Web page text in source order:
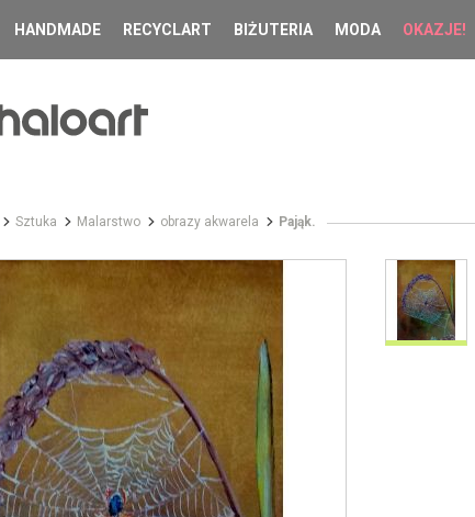
HANDMADE RECYCLART BIŻUTERIA MODA OKAZJE!
Sztuka Malarstwo obrazy akwarela Pająk.